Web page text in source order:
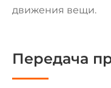
движения вещи.
Передача